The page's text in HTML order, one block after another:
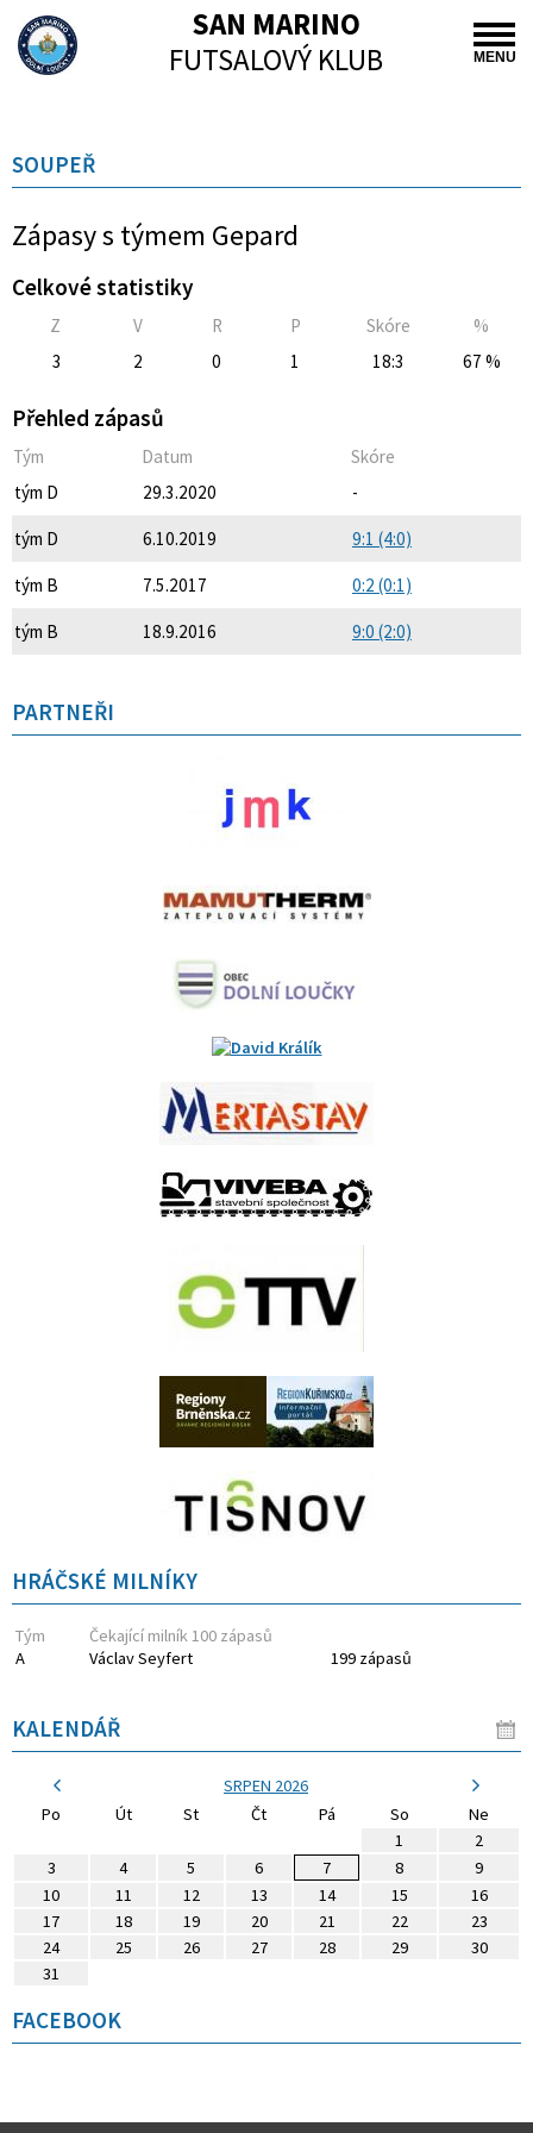
MENU
SAN MARINO
FUTSALOVÝ KLUB
SOUPEŘ
Zápasy s týmem Gepard
Celkové statistiky
Z V R P Skóre
%
3
2 0 1 18:3 67 %
Přehled zápasů
Tým Datum
Skóre
tým D
29.3.2020 -
tým D 6.10.2019 9:1 (4:0)
tým B 7.5.2017 0:2 (0:1)
tým B 18.9.2016 9:0 (2:0)
PARTNEŘI
HRÁČSKÉ MILNÍKY
Tým
Čekající milník 100 zápasů
A
Václav Seyfert 199 zápasů
KALENDÁŘ
SRPEN 2026
Po
Út St Čt Pá So
Ne
1
2
3
4 5 6 7 8
9
10
11 12 13 14 15
16
17
18 19 20 21 22
23
24
25 26 27 28 29
30
31
FACEBOOK